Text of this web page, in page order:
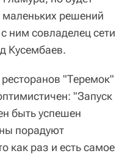
решений
ним совладелец сети
Кусембаев.
"Теремок"
"Запуск
быть успешен
порадуют
как раз и есть самое